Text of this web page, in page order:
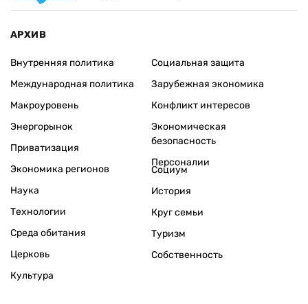
АРХИВ
Внутренняя политика
Международная политика
Макроуровень
Энергорынок
Приватизация
Экономика регионов
Социальная защита
Зарубежная экономика
Конфликт интересов
Экономическая
безопасность
Персоналии
Наука
Технологии
Среда обитания
Церковь
Культура
Социум
История
Круг семьи
Туризм
Собственность